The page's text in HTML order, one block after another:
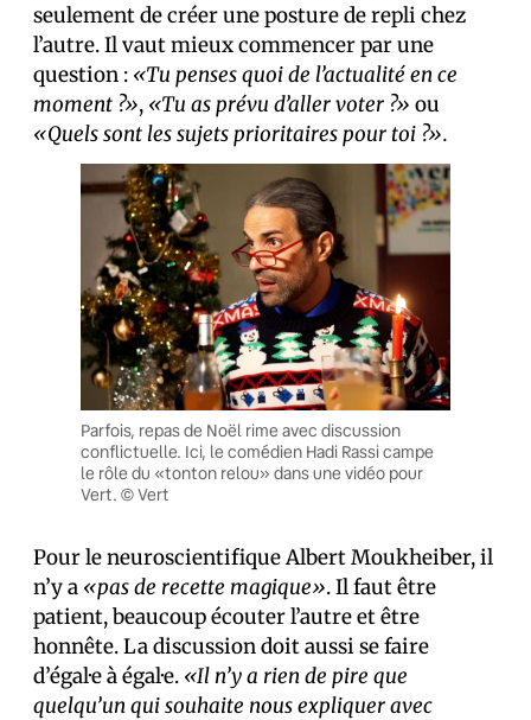
seulement de créer une posture de repli chez
l’autre. Il vaut mieux commencer par une
question : «Tu penses quoi de l’actualité en ce
moment ?», «Tu as prévu d’aller voter ?» ou
«Quels sont les sujets prioritaires pour toi ?».
Parfois, repas de Noël rime avec discussion
conflictuelle. Ici, le comédien Hadi Rassi campe
le rôle du «tonton relou» dans une vidéo pour
Vert. © Vert
Pour le neuroscientifique Albert Moukheiber, il
n’y a «pas de recette magique». Il faut être
patient, beaucoup écouter l’autre et être
honnête. La discussion doit aussi se faire
d’égal·e à égal·e. «Il n’y a rien de pire que
quelqu’un qui souhaite nous expliquer avec